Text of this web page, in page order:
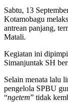
Sabtu, 13
Kotamobagu
antrean panjang,
Matali.
Kegiatan ini
Simanjuntak SH
Selain menata lalu
pengelola SPBU
“ngetem” tidak